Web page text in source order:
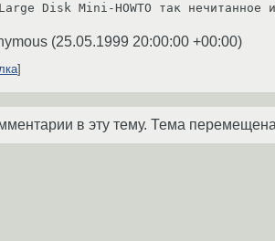
Disk Mini-HOWTO так
(25.05.1999 20:00:00 +00:00)
в эту тему. Тема